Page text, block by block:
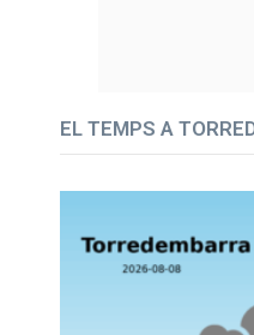
EL TEMPS A